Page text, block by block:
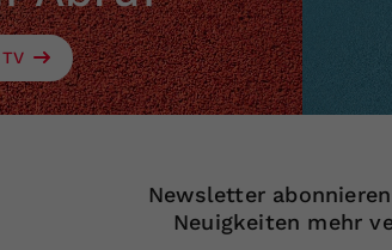
Newsletter
Neuigkeiten mehr